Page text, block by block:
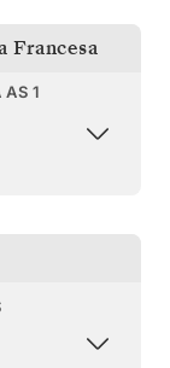
Francesa
AS 1